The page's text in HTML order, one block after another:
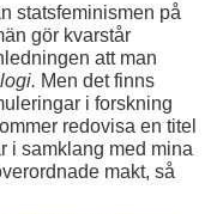
statsfeminismen på
gör kvarstår
att man
Men det finns
i forskning
redovisa en titel
i samklang med mina
makt, så